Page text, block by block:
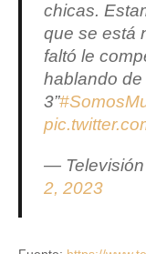
chicas.
que se está
faltó le
hablando
3”
—
2, 2023